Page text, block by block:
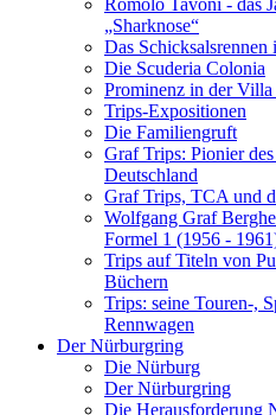
Romolo Tavoni - das
„Sharknose“
Das Schicksalsrennen
Die Scuderia Colonia
Prominenz in der Villa
Trips-Expositionen
Die Familiengruft
Graf Trips: Pionier
Deutschland
Graf Trips, TCA und
Wolfgang Graf
Formel 1 (1956 -
Trips auf Titeln von
Büchern
Trips: seine Touren-,
Rennwagen
Der Nürburgring
Die Nürburg
Der Nürburgring
Die Herausforderung